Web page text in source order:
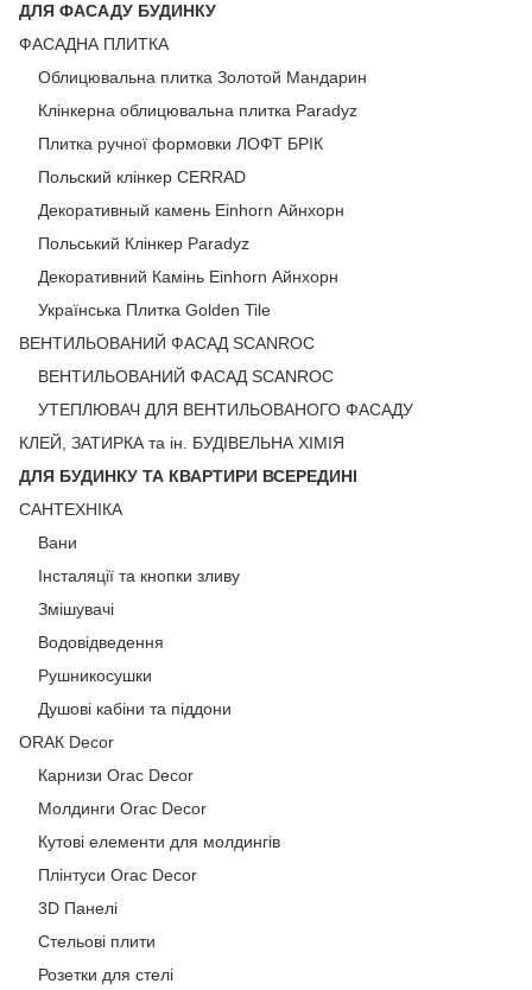
ДЛЯ ФАСАДУ БУДИНКУ
ФАСАДНА ПЛИТКА
Облицювальна плитка Золотой Мандарин
Клінкерна облицювальна плитка Paradyz
Плитка ручної формовки ЛОФТ БРІК
Польский клінкер CERRAD
Декоративный камень Einhorn Айнхорн
Польський Клінкер Paradyz
Декоративний Камінь Einhorn Айнхорн
Українська Плитка Golden Tile
ВЕНТИЛЬОВАНИЙ ФАСАД SCANROC
ВЕНТИЛЬОВАНИЙ ФАСАД SCANROC
УТЕПЛЮВАЧ ДЛЯ ВЕНТИЛЬОВАНОГО ФАСАДУ
КЛЕЙ, ЗАТИРКА та ін. БУДІВЕЛЬНА ХІМІЯ
ДЛЯ БУДИНКУ ТА КВАРТИРИ ВСЕРЕДИНІ
САНТЕХНІКА
Вани
Інсталяції та кнопки зливу
Змішувачі
Водовідведення
Рушникосушки
Душові кабіни та піддони
ОRАК Decor
Карнизи Orac Decor
Молдинги Orac Decor
Кутові елементи для молдингів
Плінтуси Orac Decor
3D Панелі
Стельові плити
Розетки для стелі